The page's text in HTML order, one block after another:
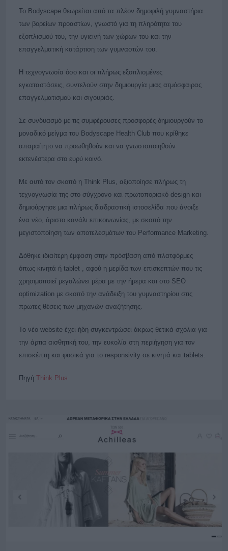
Το Bodyscape θεωρείται από τα πλέον δημοφιλή γυμναστήρια
των βορείων προαστίων, γνωστό για τη πληρότητα του
εξοπλισμού του, την υγιεινή των χώρων του και την
επαγγελματική κατάρτιση των γυμναστών του.
Η τεχνογνωσία όσο και οι πλήρως εξοπλισμένες
εγκαταστάσεις, συντελούν στην δημιουργία μιας ατμόσφαιρας
επαγγελματισμού και σιγουριάς.
Σε συνδυασμό με τις συμφέρουσες προσφορές δημιουργούν το
μοναδικό μείγμα του Bodyscape Health Club που κρίθηκε
απαραίτητο να προωθηθούν και να γνωστοποιηθούν
εκτενέστερα στο ευρύ κοινό.
Με αυτό τον σκοπό η Think Plus, αξιοποίησε πλήρως τη
τεχνογνωσία της στο σύγχρονο και πρωτοποριακό design και
δημιούργησε μια πλήρως διαδραστική ιστοσελίδα που άνοιξε
ένα νέο, άριστο κανάλι επικοινωνίας, με σκοπό την
μεγιστοποίηση των αποτελεσμάτων του Performance Marketing.
Δόθηκε ιδιαίτερη έμφαση στην πρόσβαση από πλατφόρμες
όπως κινητά ή tablet , αφού η μερίδα των επισκεπτών που τις
χρησιμοποιεί μεγαλώνει μέρα με την ήμερα και στο SEO
optimization με σκοπό την ανάδειξη του γυμναστηρίου στις
πρωτες θέσεις των μηχανών αναζήτησης.
Το νέο website έχει ήδη συγκεντρώσει άκρως θετικά σχόλια για
την άρτια αισθητική του, την ευκολία στη περιήγηση για τον
επισκέπτη και φυσικά για το responsivity σε κινητά και tablets.
Πηγή:Think Plus